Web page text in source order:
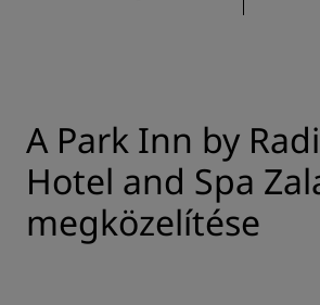
A Park Inn by
Hotel and Spa
megközelítése